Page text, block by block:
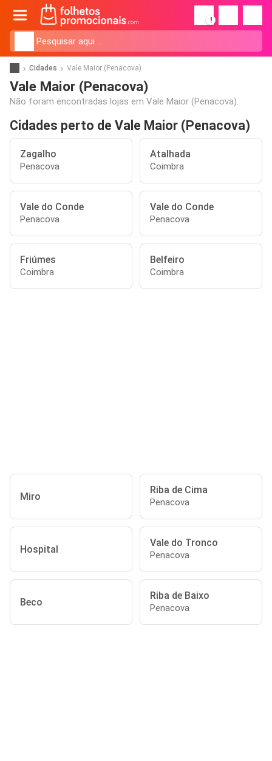
!
Cidades Vale Maior (Penacova)
Vale Maior (Penacova)
Não foram encontradas lojas em Vale Maior (Penacova).
Cidades perto de Vale Maior (Penacova)
Zagalho
Penacova
Atalhada
Coimbra
Vale do Conde
Penacova
Vale do Conde
Penacova
Friúmes
Coimbra
Belfeiro
Coimbra
Miro
Riba de Cima
Penacova
Hospital
Vale do Tronco
Penacova
Beco
Riba de Baixo
Penacova